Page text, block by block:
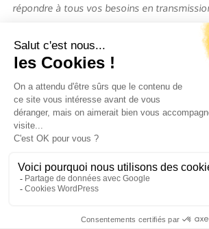
répondre à tous vos besoins en
CONTACTEZ-NOUS
 TÉLÉPHONE
+33 (0)4 78 90 20 00
15 Av. de Montmartin 69960